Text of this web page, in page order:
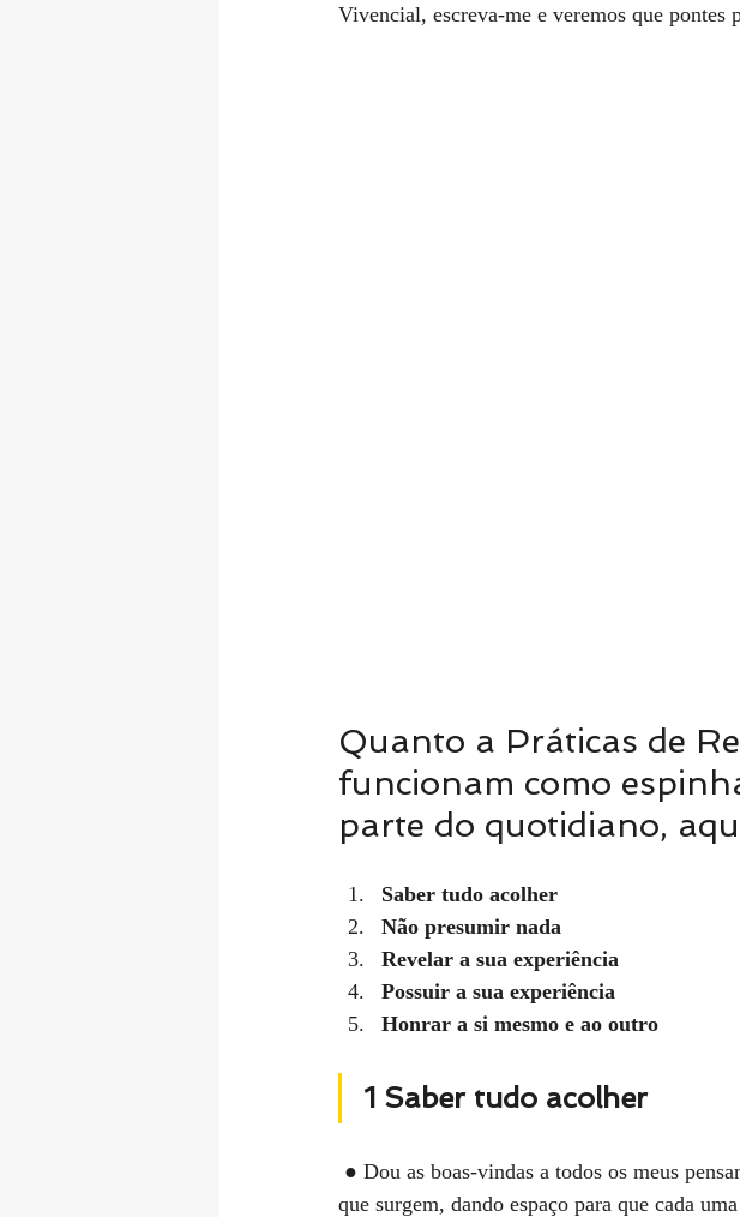
Vivencial, escreva-me e veremos que pontes
Quanto a Práticas de
funcionam como
parte do quotidiano,
Saber tudo acolher
Não presumir nada
Revelar a sua experiência
Possuir a sua experiência
Honrar a si mesmo e ao outro
1 Saber tudo acolher
que surgem, dando espaço para que cada